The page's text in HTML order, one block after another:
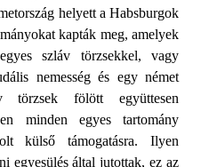
helyett a Habsburgok
kapták meg, amelyek
szláv törzsekkel, vagy
nemesség és egy német
törzsek fölött együttesen
minden egyes tartomány
külső támogatásra. Ilyen
egyesülés által jutottak, ez az